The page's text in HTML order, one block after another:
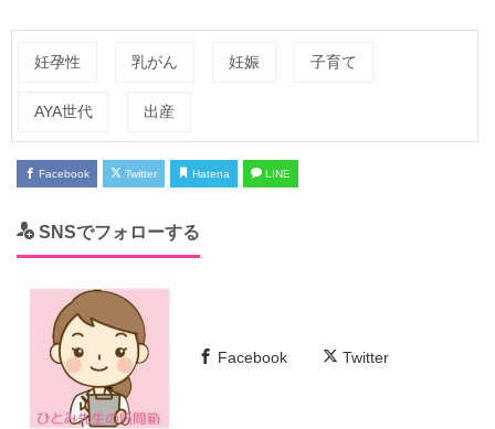
妊孕性 乳がん 妊娠 子育て
AYA世代 出産
Facebook Twitter Hatena LINE
SNSでフォローする
Facebook Twitter